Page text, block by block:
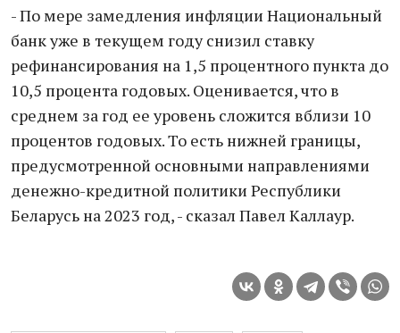
- По мере замедления инфляции Национальный
банк уже в текущем году снизил ставку
рефинансирования на 1,5 процентного пункта до
10,5 процента годовых. Оценивается, что в
среднем за год ее уровень сложится вблизи 10
процентов годовых. То есть нижней границы,
предусмотренной основными направлениями
денежно-кредитной политики Республики
Беларусь на 2023 год, - сказал Павел Каллаур.